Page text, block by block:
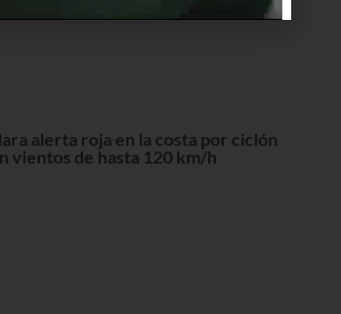
alerta roja en la costa por ciclón
vientos de hasta 120 km/h